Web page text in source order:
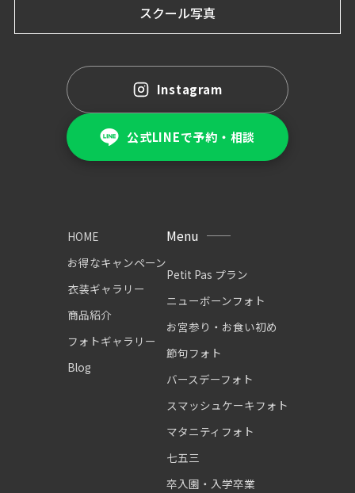
スクール写真
Instagram
公式LINEで予約・相談
HOME
お得なキャンペーン
衣装ギャラリー
商品紹介
フォトギャラリー
Blog
Menu
Petit Pas プラン
ニューボーンフォト
お宮参り・お食い初め
節句フォト
バースデーフォト
スマッシュケーキフォト
マタニティフォト
七五三
卒入園・入学卒業